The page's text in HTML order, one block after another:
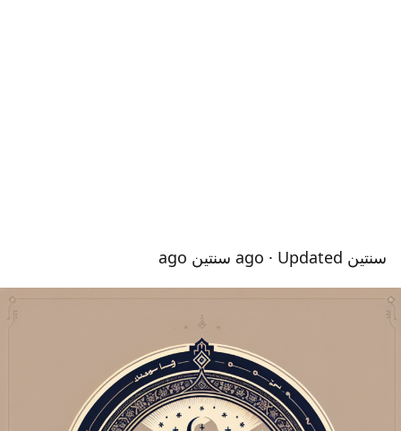
سنتين ago · Updated سنتين ago